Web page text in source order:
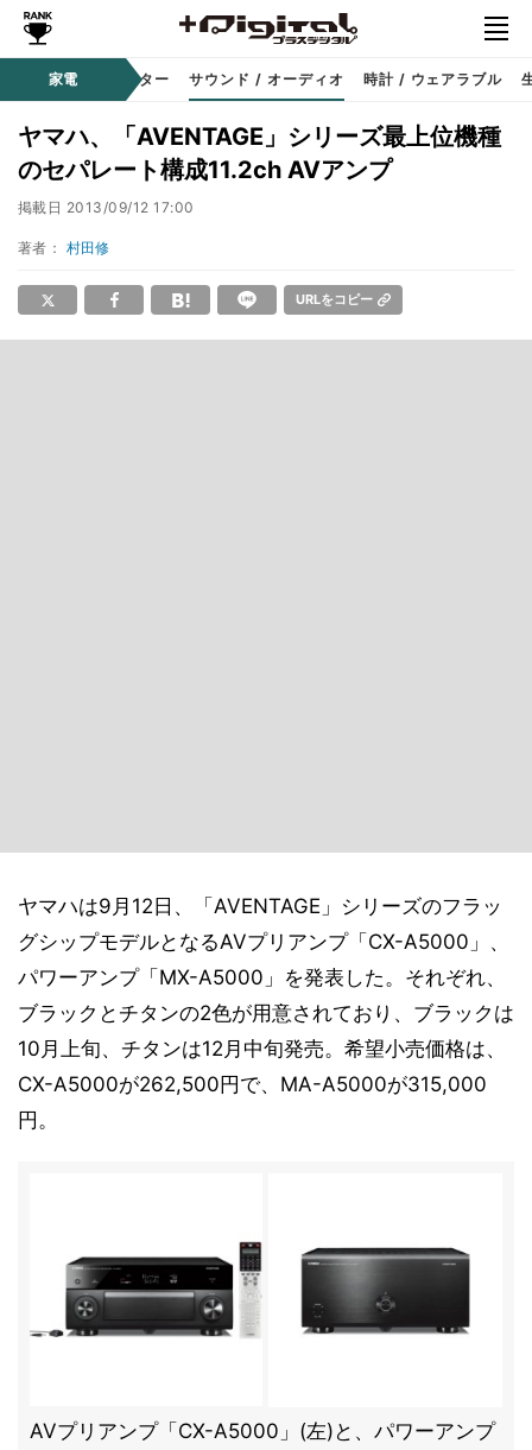
家電プロジェクター サウンド / オーディオ 時計 / ウェアラブル
ヤマハ、「AVENTAGE」シリーズ最上位機種
のセパレート構成11.2ch AVアンプ
掲載日 2013/09/12 17:00
著者： 村田修
URLをコピー
ヤマハは9月12日、「AVENTAGE」シリーズのフラッ
グシップモデルとなるAVプリアンプ「CX-A5000」、
パワーアンプ「MX-A5000」を発表した。それぞれ、
ブラックとチタンの2色が用意されており、ブラックは
10月上旬、チタンは12月中旬発売。希望小売価格は、
CX-A5000が262,500円で、MA-A5000が315,000
円。
AVプリアンプ「CX-A5000」(左)と、パワーアンプ